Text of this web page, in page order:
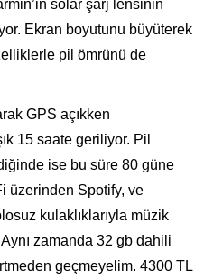
solar şarj lensinin
Ekran boyutunu büyüterek
pil ömrünü de
GPS açıkken
15 saate geriliyor. Pil
ise bu süre 80 güne
üzerinden Spotify, ve
kulaklıklarıyla müzik
zamanda 32 gb dahili
geçmeyelim. 4300 TL